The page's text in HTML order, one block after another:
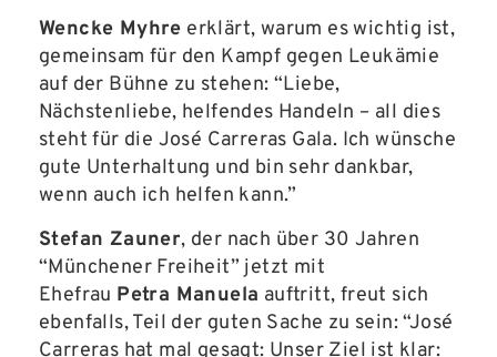
Wencke Myhre erklärt, warum es wichtig ist,
gemeinsam für den Kampf gegen Leukämie
auf der Bühne zu stehen: “Liebe,
Nächstenliebe, helfendes Handeln – all dies
steht für die José Carreras Gala. Ich wünsche
gute Unterhaltung und bin sehr dankbar,
wenn auch ich helfen kann.”
Stefan Zauner, der nach über 30 Jahren
“Münchener Freiheit” jetzt mit
Ehefrau Petra Manuela auftritt, freut sich
ebenfalls, Teil der guten Sache zu sein: “José
Carreras hat mal gesagt: Unser Ziel ist klar: